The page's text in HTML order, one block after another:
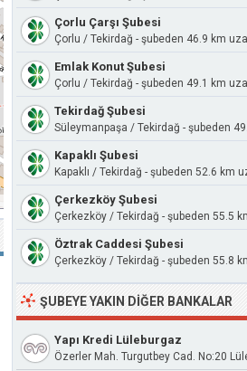
Çorlu Çarşı Şubesi
Çorlu / Tekirdağ - şubeden 46.9 km
Emlak Konut Şubesi
Çorlu / Tekirdağ - şubeden 49.1 km
Tekirdağ Şubesi
Süleymanpaşa / Tekirdağ - şubeden
Kapaklı Şubesi
Kapaklı / Tekirdağ - şubeden 52.6 km
Çerkezköy Şubesi
Çerkezköy / Tekirdağ - şubeden 55.5
Öztrak Caddesi Şubesi
Çerkezköy / Tekirdağ - şubeden 55.8
ŞUBEYE YAKIN DIĞER BANKALAR
Yapı Kredi Lüleburgaz